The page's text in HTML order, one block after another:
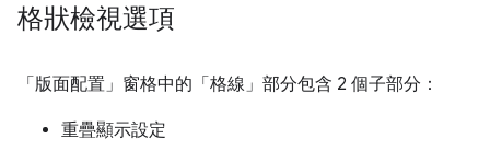
格狀檢視選項
「版面配置」 窗格中的「格線」 部分包含 2 個子部分：
重疊顯示設定